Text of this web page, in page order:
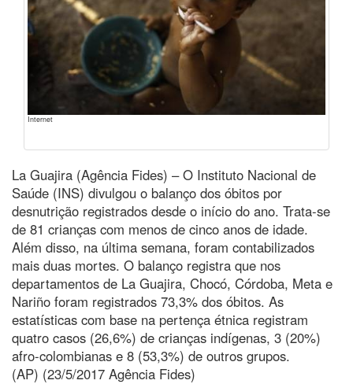
Internet
La Guajira (Agência Fides) – O Instituto Nacional de
Saúde (INS) divulgou o balanço dos óbitos por
desnutrição registrados desde o início do ano. Trata-se
de 81 crianças com menos de cinco anos de idade.
Além disso, na última semana, foram contabilizados
mais duas mortes. O balanço registra que nos
departamentos de La Guajira, Chocó, Córdoba, Meta e
Nariño foram registrados 73,3% dos óbitos. As
estatísticas com base na pertença étnica registram
quatro casos (26,6%) de crianças indígenas, 3 (20%)
afro-colombianas e 8 (53,3%) de outros grupos.
(AP) (23/5/2017 Agência Fides)